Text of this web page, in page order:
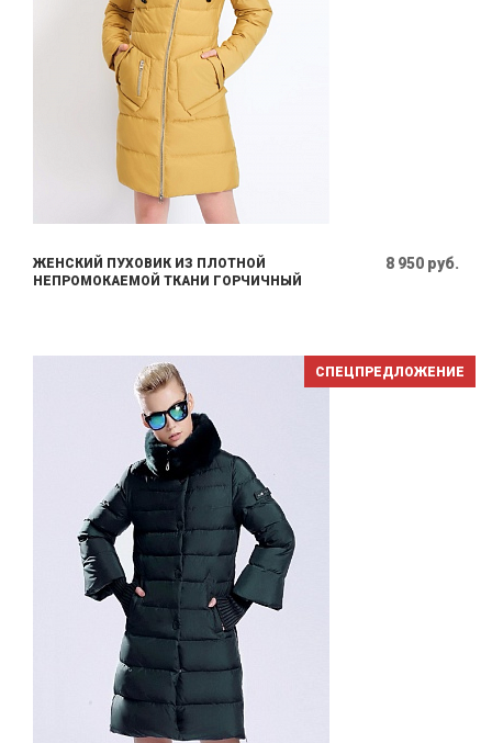
ЖЕНСКИЙ ПУХОВИК ИЗ ПЛОТНОЙ
НЕПРОМОКАЕМОЙ ТКАНИ ГОРЧИЧНЫЙ
8 950 руб.
СПЕЦПРЕДЛОЖЕНИЕ